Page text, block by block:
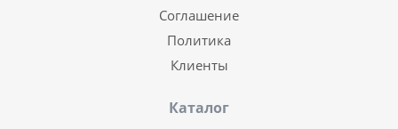
Соглашение
Политика
Клиенты
Каталог